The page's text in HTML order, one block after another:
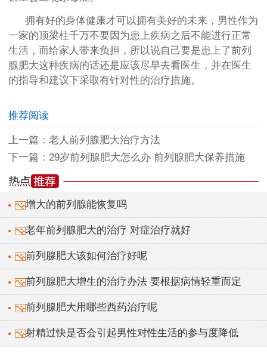
拥有好的身体健康才可以拥有美好的未来，男性作为
一家的顶梁柱千万不要因为患上疾病之后不能进行正常
生活，而给家人带来负担，所以说自己要是患上了前列
腺肥大这种疾病的话还是应该尽早去看医生，并在医生
的指导和建议下采取有针对性的治疗措施。
推荐阅读
上一篇： 老人前列腺肥大治疗方法
下一篇： 29岁前列腺肥大怎么办 前列腺肥大保养措施
增大的前列腺能恢复吗
老年前列腺肥大的治疗 对症治疗就好
前列腺肥大该如何治疗好呢
前列腺肥大增生的治疗办法 要根据病情轻重而定
前列腺肥大用哪些西药治疗呢
射精过快是否会引起男性对性生活的参与度降低